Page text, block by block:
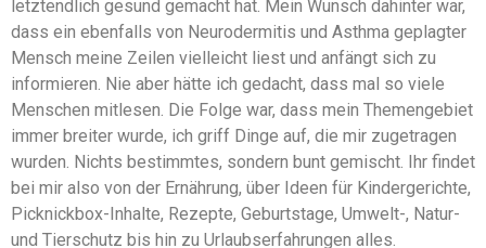
letztendlich gesund gemacht hat. Mein Wunsch dahinter war,
dass ein ebenfalls von Neurodermitis und Asthma geplagter
Mensch meine Zeilen vielleicht liest und anfängt sich zu
informieren. Nie aber hätte ich gedacht, dass mal so viele
Menschen mitlesen. Die Folge war, dass mein Themengebiet
immer breiter wurde, ich griff Dinge auf, die mir zugetragen
wurden. Nichts bestimmtes, sondern bunt gemischt. Ihr findet
bei mir also von der Ernährung, über Ideen für Kindergerichte,
Picknickbox-Inhalte, Rezepte, Geburtstage, Umwelt-, Natur-
und Tierschutz bis hin zu Urlaubserfahrungen alles.